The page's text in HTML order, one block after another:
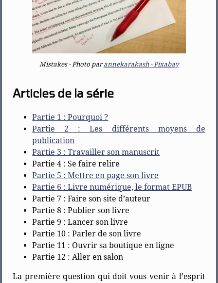
Mistakes - Photo parannekarakash - Pixabay
Articles de la série
Partie 1 : Pourquoi ?
Partie 2 : Les différents moyens de
publication
Partie 3 : Travailler son manuscrit
Partie 4 : Se faire relire
Partie 5 : Mettre en page son livre
Partie 6 : Livre numérique, le format EPUB
Partie 7 : Faire son site d’auteur
Partie 8 : Publier son livre
Partie 9 : Lancer son livre
Partie 10 : Parler de son livre
Partie 11 : Ouvrir sa boutique en ligne
Partie 12 : Aller en salon
La première question qui doit vous venir à l’esprit